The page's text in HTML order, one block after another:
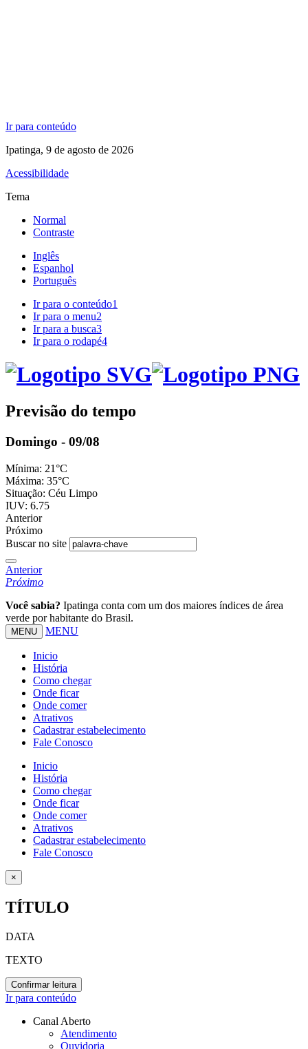
Ir para conteúdo
Ipatinga, 9 de agosto de 2026
Acessibilidade
Tema
Normal
Contraste
Inglês
Espanhol
Português
Ir para o conteúdo1
Ir para o menu2
Ir para a busca3
Ir para o rodapé4
Previsão do tempo
Domingo - 09/08
Mínima: 21°C
Máxima: 35°C
Situação: Céu Limpo
IUV: 6.75
Anterior
Próximo
Buscar no site
Anterior
Próximo
Você sabia? Ipatinga conta com um dos maiores índices de área
verde por habitante do Brasil.
MENU MENU
Inicio
História
Como chegar
Onde ficar
Onde comer
Atrativos
Cadastrar estabelecimento
Fale Conosco
Inicio
História
Como chegar
Onde ficar
Onde comer
Atrativos
Cadastrar estabelecimento
Fale Conosco
×
TÍTULO
DATA
TEXTO
Confirmar leitura
Ir para conteúdo
Canal Aberto
Atendimento
Ouvidoria